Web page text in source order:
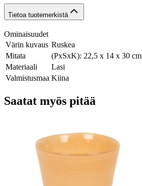
Tietoa tuotemerkistä
Ominaisuudet
Värin kuvaus Ruskea
Mitata
(PxSxK): 22,5 x 14 x 30 cm
Materiaali
Lasi
Valmistusmaa Kiina
Saatat myös pitää